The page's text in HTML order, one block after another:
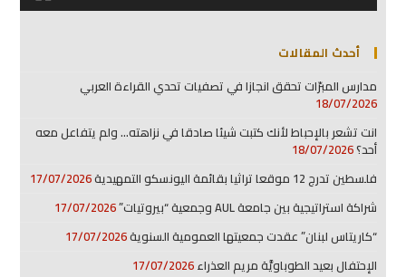
أحدث المقالات
مدارس المبرّات تحقق انجازا في تصفيات تحدي القراءة العربي
18/07/2026
انت تشعر بالإحباط لأنك كتبت شيئا صادقا في نزاهته… ولم يتفاعل معه
أحد؟18/07/2026
فلسطين تدرج 12 موقعا تراثيا بقائمة اليونسكو التمهيدية
17/07/2026
شراكة استراتيجية بين جامعة AUL وجمعية “بيروتيات”
17/07/2026
“كاريتاس لبنان” عقدت جمعيتها العمومية السنوية17/07/2026
الإحتفال بعيد الطوباويَّة مريم العذراء17/07/2026